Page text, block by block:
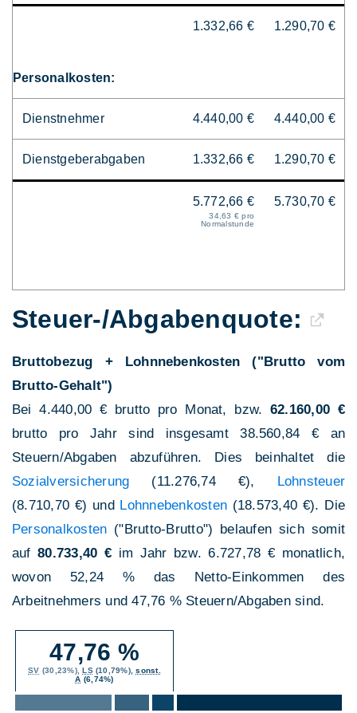
1.332,66 € 1.290,70 €
Personalkosten:
Dienstnehmer 4.440,00 € 4.440,00 €
Dienstgeberabgaben 1.332,66 € 1.290,70 €
5.772,66 €
34,63 € pro
Normalstunde
5.730,70 €
Steuer-/Abgaben­quote:
Bruttobezug + Lohnnebenkosten ("Brutto vom
Brutto-Gehalt")
Bei 4.440,00 € brutto pro Monat, bzw. 62.160,00 €
brutto pro Jahr sind insgesamt 38.560,84 € an
Steuern/Abgaben abzuführen. Dies beinhaltet die
Sozialversicherung (11.276,74 €),
Lohnsteuer
(8.710,70 €) und Lohnnebenkosten (18.573,40 €). Die
Personalkosten ("Brutto-Brutto") belaufen sich somit
auf80.733,40 € im Jahr bzw. 6.727,78 € monatlich,
wovon 52,24 % das Netto-Einkommen des
Arbeitnehmers und 47,76 % Steuern/Abgaben sind.
47,76 %
SV (30,23%),LS(10,79%),sonst.
A (6,74%)